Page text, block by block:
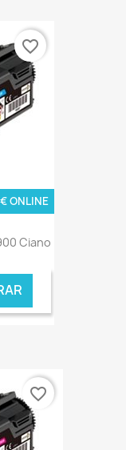
Ciano
€ ONLINE
favorite_border
favorite_border